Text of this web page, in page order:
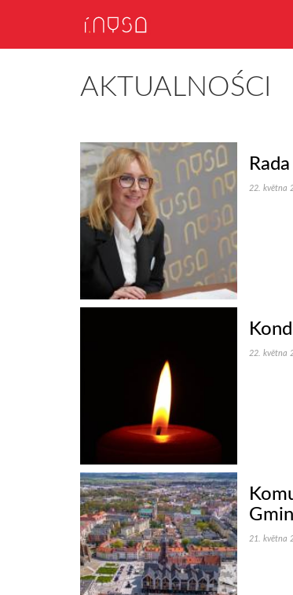
AKTUALNOŚCI
22. května
22. května
21. května